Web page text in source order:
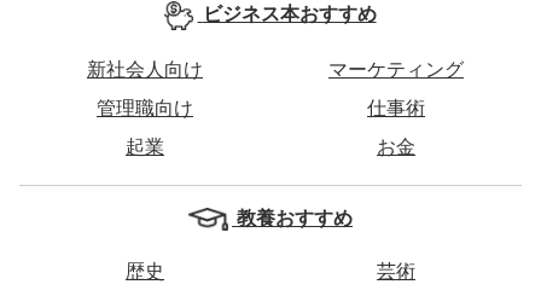
ビジネス本おすすめ
新社会人向け
マーケティング
管理職向け
仕事術
起業
お金
教養おすすめ
歴史
芸術